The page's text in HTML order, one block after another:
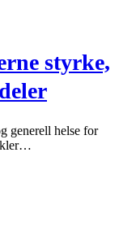
styrke,
generell helse for